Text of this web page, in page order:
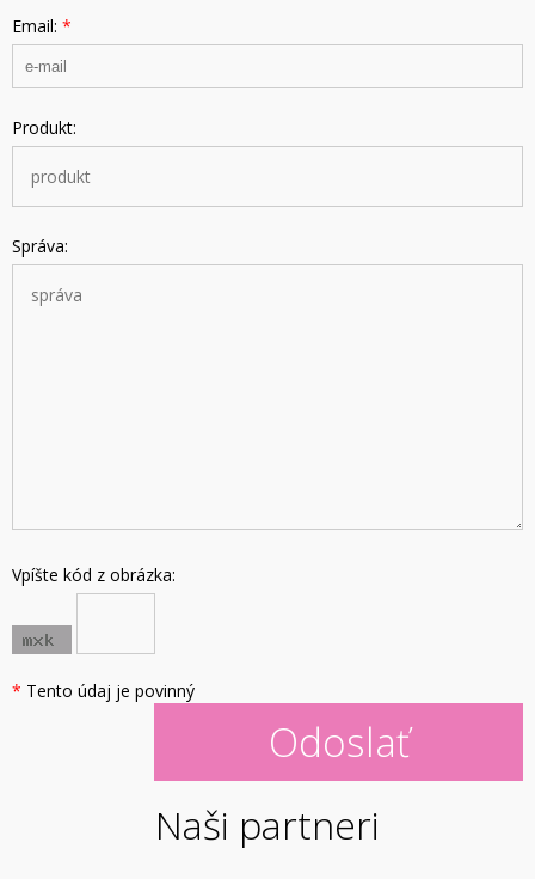
Email: *
Produkt:
Správa:
Vpíšte kód z obrázka:
* Tento údaj je povinný
Naši partneri